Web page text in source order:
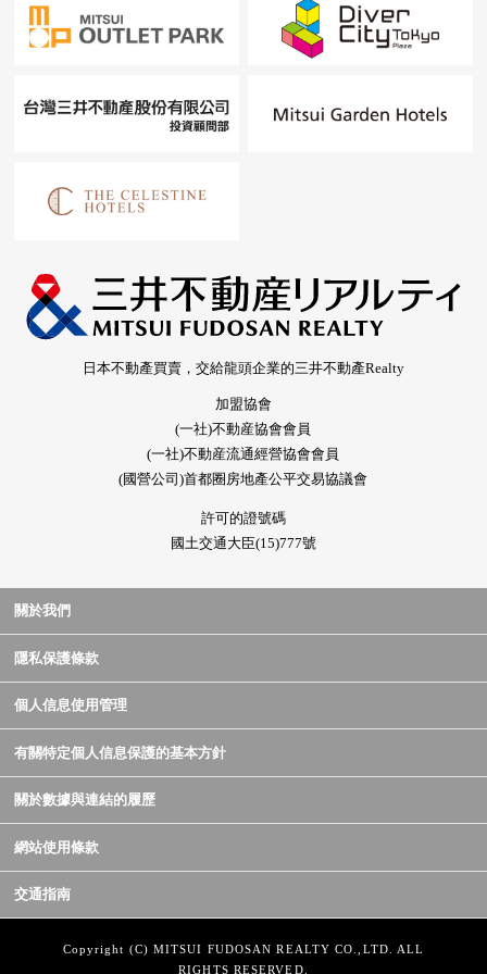
日本不動產買賣，交給龍頭企業的三井不動產Realty
加盟協會
(一社)不動産協會會員
(一社)不動産流通經營協會會員
(國營公司)首都圈房地產公平交易協議會
許可的證號碼
國土交通大臣(15)777號
關於我們
隱私保護條款
個人信息使用管理
有關特定個人信息保護的基本方針
關於數據與連結的履歷
網站使用條款
交通指南
Copyright (C) MITSUI FUDOSAN REALTY CO.,LTD. ALL
RIGHTS RESERVED.